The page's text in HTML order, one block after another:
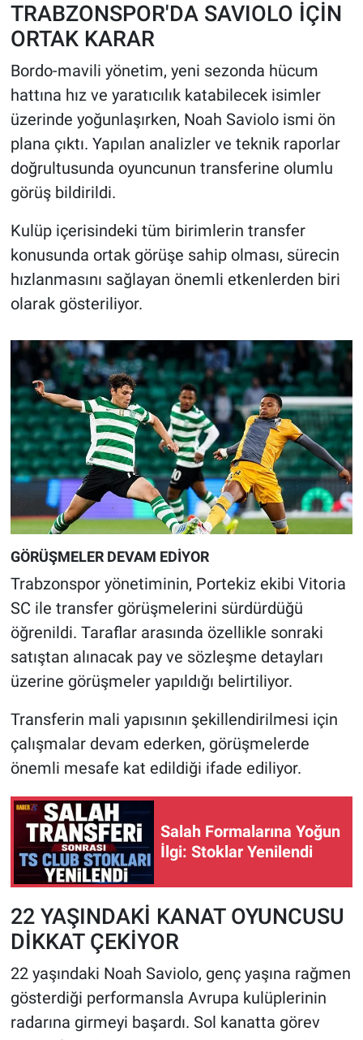
TRABZONSPOR'DA SAVIOLO İÇİN
ORTAK KARAR
Bordo-mavili yönetim, yeni sezonda hücum
hattına hız ve yaratıcılık katabilecek isimler
üzerinde yoğunlaşırken, Noah Saviolo ismi ön
plana çıktı. Yapılan analizler ve teknik raporlar
doğrultusunda oyuncunun transferine olumlu
görüş bildirildi.
Kulüp içerisindeki tüm birimlerin transfer
konusunda ortak görüşe sahip olması, sürecin
hızlanmasını sağlayan önemli etkenlerden biri
olarak gösteriliyor.
GÖRÜŞMELER DEVAM EDİYOR
Trabzonspor yönetiminin, Portekiz ekibi Vitoria
SC ile transfer görüşmelerini sürdürdüğü
öğrenildi. Taraflar arasında özellikle sonraki
satıştan alınacak pay ve sözleşme detayları
üzerine görüşmeler yapıldığı belirtiliyor.
Transferin mali yapısının şekillendirilmesi için
çalışmalar devam ederken, görüşmelerde
önemli mesafe kat edildiği ifade ediliyor.
Salah Formalarına Yoğun
İlgi: Stoklar Yenilendi
22 YAŞINDAKİ KANAT OYUNCUSU
DİKKAT ÇEKİYOR
22 yaşındaki Noah Saviolo, genç yaşına rağmen
gösterdiği performansla Avrupa kulüplerinin
radarına girmeyi başardı. Sol kanatta görev